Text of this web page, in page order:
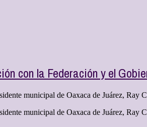
con la Federación y el
municipal de Oaxaca de Juárez, Ray
municipal de Oaxaca de Juárez,